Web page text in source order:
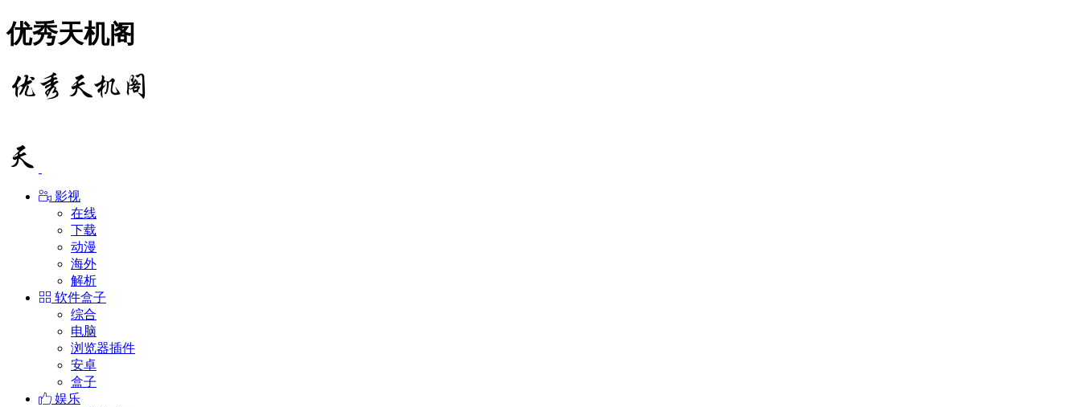
优秀天机阁
影视
在线
下载
动漫
海外
解析
软件盒子
综合
电脑
浏览器插件
安卓
盒子
娱乐